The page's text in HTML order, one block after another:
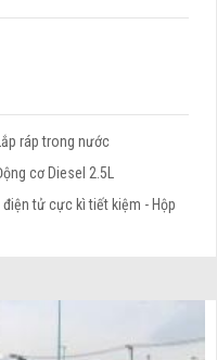
Lắp ráp trong nước
cơ Diesel 2.5L
tử cực kì tiết kiệm - Hộp